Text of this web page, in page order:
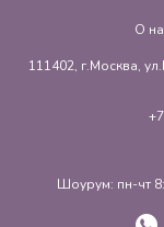
О
111402, г.Москва,
Шоурум: пн-чт